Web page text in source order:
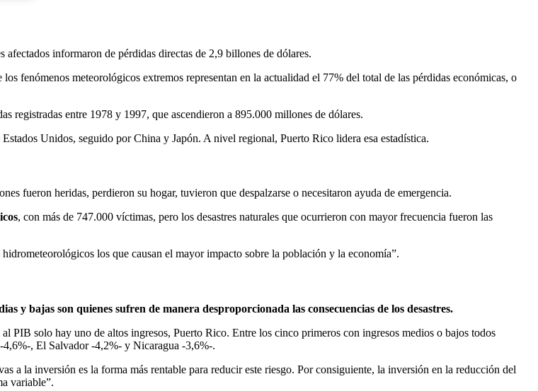
informaron de pérdidas directas de 2,9 billones de dólares.
fenómenos meteorológicos extremos representan en la actualidad el 77% del total de las pérdidas económicas, o
registradas entre 1978 y 1997, que ascendieron a 895.000 millones de dólares.
Unidos, seguido por China y Japón. A nivel regional, Puerto Rico lidera esa estadística.
fueron heridas, perdieron su hogar, tuvieron que despalzarse o necesitaron ayuda de emergencia.
, con más de 747.000 víctimas, pero los desastres naturales que ocurrieron con mayor frecuencia fueron las
los que causan el mayor impacto sobre la población y la economía”.
y bajas son quienes sufren de manera desproporcionada las consecuencias de los desastres.
PIB solo hay uno de altos ingresos, Puerto Rico. Entre los cinco primeros con ingresos medios o bajos todos
, El Salvador -4,2%- y Nicaragua -3,6%-.
a la inversión es la forma más rentable para reducir este riesgo. Por consiguiente, la inversión en la reducción del
variable”.